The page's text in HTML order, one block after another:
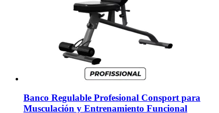
Banco Regulable Profesional Consport para
Musculación y Entrenamiento Funcional